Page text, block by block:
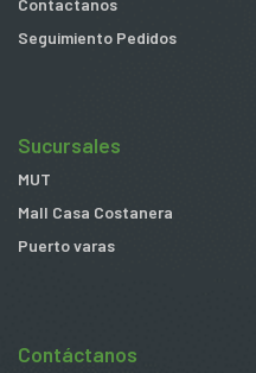
Seguimiento Pedidos
Sucursales
MUT
Mall Casa Costanera
Puerto varas
Contáctanos